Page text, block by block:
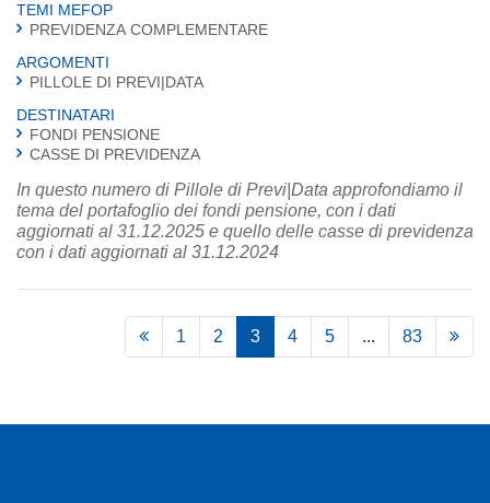
TEMI MEFOP
PREVIDENZA COMPLEMENTARE
ARGOMENTI
PILLOLE DI PREVI|DATA
DESTINATARI
FONDI PENSIONE
CASSE DI PREVIDENZA
In questo numero di Pillole di Previ|Data approfondiamo il
tema del portafoglio dei fondi pensione, con i dati
aggiornati al 31.12.2025 e quello delle casse di previdenza
con i dati aggiornati al 31.12.2024
1 2 3 4 5 ... 83